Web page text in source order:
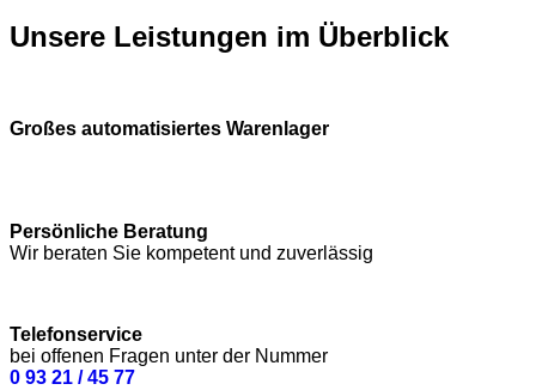
Unsere Leistungen im Überblick
Großes automatisiertes Warenlager
Persönliche Beratung
Wir beraten Sie kompetent und zuverlässig
Telefonservice
bei offenen Fragen unter der Nummer
0 93 21 / 45 77